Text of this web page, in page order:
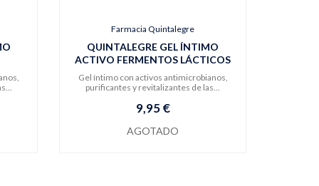
Farmacia Quintalegre
QUINTALEGRE GEL ÍNTIMO
ACTIVO FERMENTOS LÁCTICOS
BIOLISADOS
Gel íntimo con activos antimicrobianos,
purificantes y revitalizantes de las...
9,95 €
AGOTADO